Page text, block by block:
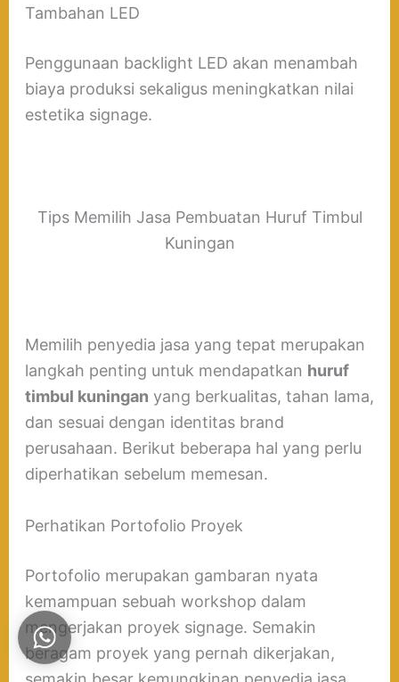
Tambahan LED
Penggunaan backlight LED akan menambah
biaya produksi sekaligus meningkatkan nilai
estetika signage.
Tips Memilih Jasa Pembuatan Huruf Timbul
Kuningan
Memilih penyedia jasa yang tepat merupakan
langkah penting untuk mendapatkan huruf
timbul kuningan yang berkualitas, tahan lama,
dan sesuai dengan identitas brand
perusahaan. Berikut beberapa hal yang perlu
diperhatikan sebelum memesan.
Perhatikan Portofolio Proyek
Portofolio merupakan gambaran nyata
kemampuan sebuah workshop dalam
mengerjakan proyek signage. Semakin
beragam proyek yang pernah dikerjakan,